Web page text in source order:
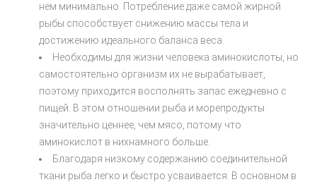
нем минимально. Потребление даже самой жирной
рыбы способствует снижению массы тела и
достижению идеального баланса веса.
Необходимы для жизни человека аминокислоты, но
самостоятельно организм их не вырабатывает,
поэтому приходится восполнять запас ежедневно с
пищей. В этом отношении рыба и морепродукты
значительно ценнее, чем мясо, потому что
аминокислот в нихнамного больше.
Благодаря низкому содержанию соединительной
ткани рыба легко и быстро усваивается. В основном в